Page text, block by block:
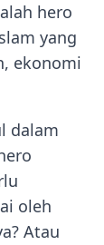
hero
yang
ekonomi
dalam
oleh
Atau